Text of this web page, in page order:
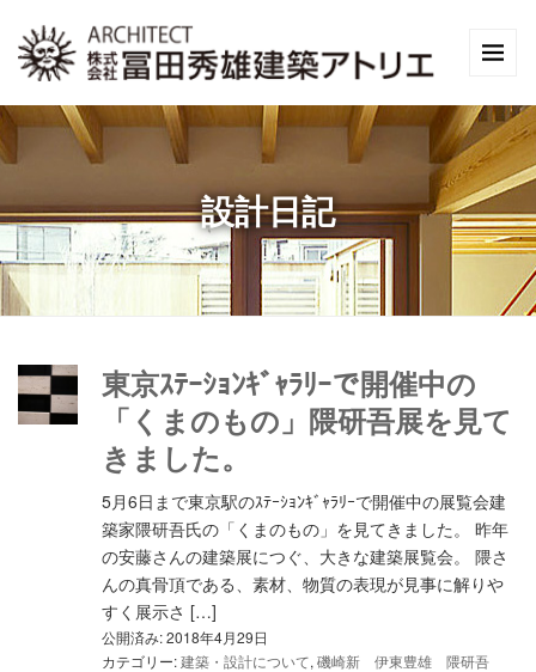
設計日記
東京ｽﾃｰｼｮﾝｷﾞｬﾗﾘｰで開催中の
「くまのもの」隈研吾展を見て
きました。
5月6日まで東京駅のｽﾃｰｼｮﾝｷﾞｬﾗﾘｰで開催中の展覧会建
築家隈研吾氏の「くまのもの」を見てきました。 昨年
の安藤さんの建築展につぐ、大きな建築展覧会。 隈さ
んの真骨頂である、素材、物質の表現が見事に解りや
すく展示さ […]
公開済み: 2018年4月29日
カテゴリー:建築・設計について, 磯崎新 伊東豊雄 隈研吾